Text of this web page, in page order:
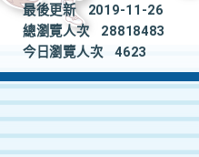
最後更新
2019-11-26
總瀏覽人次
28818483
今日瀏覽人次
4623